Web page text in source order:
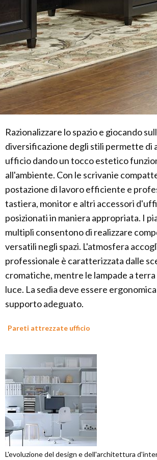
Razionalizzare lo spazio e giocando
diversificazione degli stili permette di
ufficio dando un tocco estetico
all'ambiente. Con le scrivanie
postazione di lavoro efficiente e
tastiera, monitor e altri accessori
posizionati in maniera appropriata. I
multipli consentono di realizzare
versatili negli spazi. L'atmosfera
professionale è caratterizzata dalle
cromatiche, mentre le lampade a
luce. La sedia deve essere
supporto adeguato.
Pareti attrezzate ufficio
L'evoluzione del design e dell'architettura